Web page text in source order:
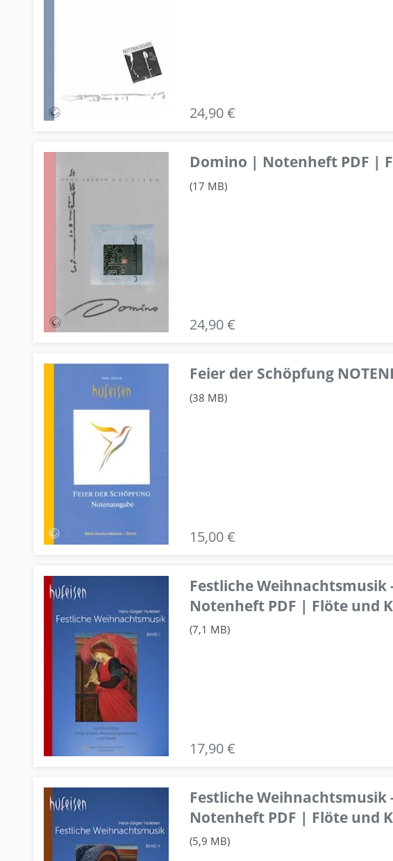
24,90 €
Domino | Notenheft PDF |
(17 MB)
24,90 €
Feier der Schöpfung
(38 MB)
15,00 €
Festliche Weihnachtsmusik
Notenheft PDF | Flöte und
(7,1 MB)
17,90 €
Festliche Weihnachtsmusik
Notenheft PDF | Flöte und
(5,9 MB)